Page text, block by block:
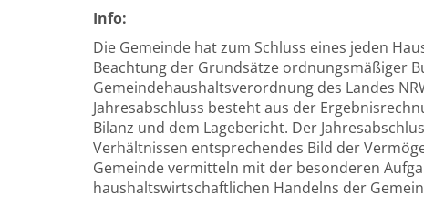
Info:
Die Gemeinde hat zum Schluss eines jeden
Beachtung der Grundsätze ordnungsmäßiger
Gemeindehaushaltsverordnung des Landes
Jahresabschluss besteht aus der
Bilanz und dem Lagebericht. Der
Verhältnissen entsprechendes Bild der
Gemeinde vermitteln mit der besonderen
haushaltswirtschaftlichen Handelns der